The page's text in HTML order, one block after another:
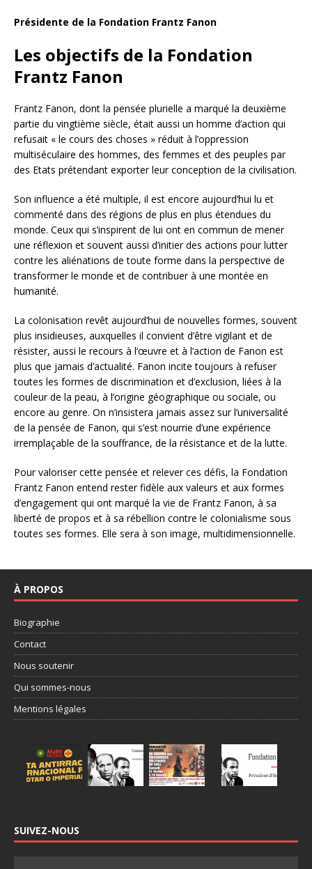
Présidente de la Fondation Frantz Fanon
Les objectifs de la Fondation
Frantz Fanon
Frantz Fanon, dont la pensée plurielle a marqué la deuxième
partie du vingtième siècle, était aussi un homme d’action qui
refusait « le cours des choses » réduit à l’oppression
multiséculaire des hommes, des femmes et des peuples par
des Etats prétendant exporter leur conception de la civilisation.
Son influence a été multiple, il est encore aujourd’hui lu et
commenté dans des régions de plus en plus étendues du
monde. Ceux qui s’inspirent de lui ont en commun de mener
une réflexion et souvent aussi d’initier des actions pour lutter
contre les aliénations de toute forme dans la perspective de
transformer le monde et de contribuer à une montée en
humanité.
La colonisation revêt aujourd’hui de nouvelles formes, souvent
plus insidieuses, auxquelles il convient d’être vigilant et de
résister, aussi le recours à l’œuvre et à l’action de Fanon est
plus que jamais d’actualité. Fanon incite toujours à refuser
toutes les formes de discrimination et d’exclusion, liées à la
couleur de la peau, à l’origine géographique ou sociale, ou
encore au genre. On n’insistera jamais assez sur l’universalité
de la pensée de Fanon, qui s’est nourrie d’une expérience
irremplaçable de la souffrance, de la résistance et de la lutte.
Pour valoriser cette pensée et relever ces défis, la Fondation
Frantz Fanon entend rester fidèle aux valeurs et aux formes
d’engagement qui ont marqué la vie de Frantz Fanon, à sa
liberté de propos et à sa rébellion contre le colonialisme sous
toutes ses formes. Elle sera à son image, multidimensionnelle.
À PROPOS
Biographie
Contact
Nous soutenir
Qui sommes-nous
Mentions légales
SUIVEZ-NOUS